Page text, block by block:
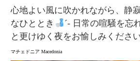
心地よい風に吹かれながら、静
なひととき
´- 日常の喧騒を忘
と更けゆく夜をお愉しみください
マチェドニア Macedonia⁡